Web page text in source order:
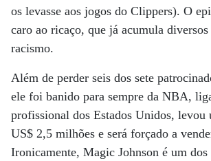
os levasse aos jogos do Clippers). O
caro ao ricaço, que já acumula diversos
racismo.
Além de perder seis dos sete
ele foi banido para sempre da NBA,
profissional dos Estados Unidos, levou
US$ 2,5 milhões e será forçado a
Ironicamente, Magic Johnson é um dos